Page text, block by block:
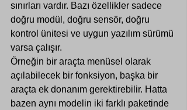
sınırları vardır. Bazı özellikler sadece
doğru modül, doğru sensör, doğru
kontrol ünitesi ve uygun yazılım sürümü
varsa çalışır.
Örneğin bir araçta menüsel olarak
açılabilecek bir fonksiyon, başka bir
araçta ek donanım gerektirebilir. Hatta
bazen aynı modelin iki farklı paketinde